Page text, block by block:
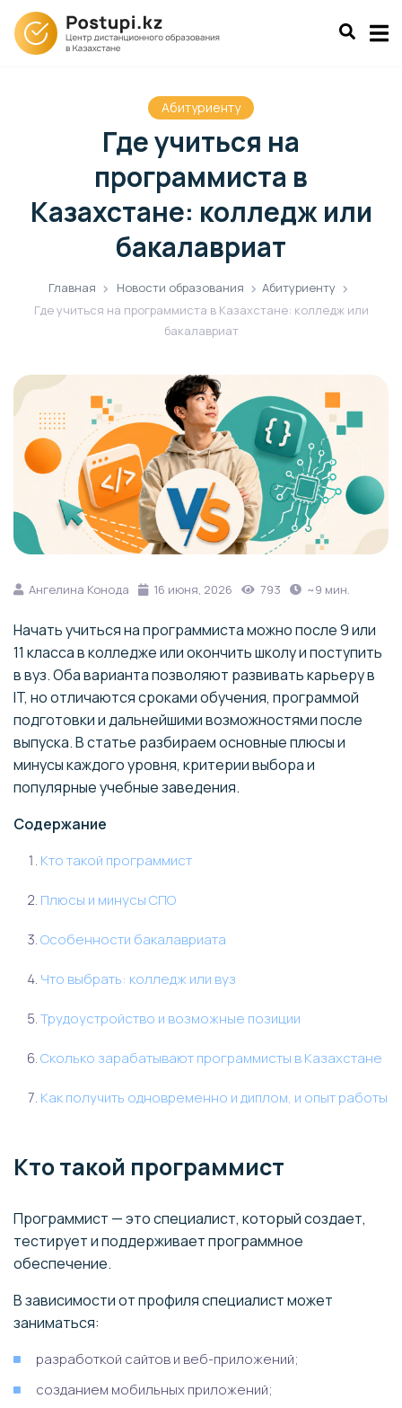
Абитуриенту
Где учиться на
программиста в
Казахстане: колледж или
бакалавриат
Главная Новости образования
Абитуриенту
Где учиться на программиста в Казахстане: колледж или
бакалавриат
Ангелина Конода 16 июня, 2026 793 ~9 мин.
Начать учиться на программиста можно после 9 или
11 класса в колледже или окончить школу и поступить
в вуз. Оба варианта позволяют развивать карьеру в
IT, но отличаются сроками обучения, программой
подготовки и дальнейшими возможностями после
выпуска. В статье разбираем основные плюсы и
минусы каждого уровня, критерии выбора и
популярные учебные заведения.
Содержание
Кто такой программист
Плюсы и минусы СПО
Особенности бакалавриата
Что выбрать: колледж или вуз
Трудоустройство и возможные позиции
Сколько зарабатывают программисты в Казахстане
Как получить одновременно и диплом, и опыт работы
Кто такой программист
Программист — это специалист, который создает,
тестирует и поддерживает программное
обеспечение.
В зависимости от профиля специалист может
заниматься:
разработкой сайтов и веб-приложений;
созданием мобильных приложений;